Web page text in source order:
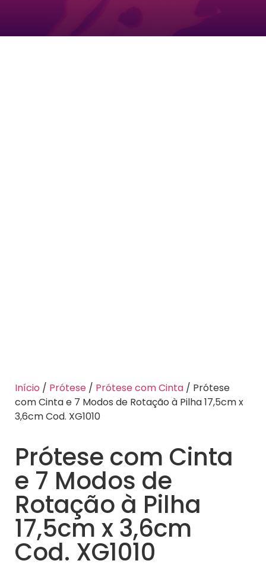
Início / Prótese / Prótese com Cinta / Prótese
com Cinta e 7 Modos de Rotação à Pilha 17,5cm x
3,6cm Cod. XG1010
Prótese com Cinta
e 7 Modos de
Rotação à Pilha
17,5cm x 3,6cm
Cod. XG1010